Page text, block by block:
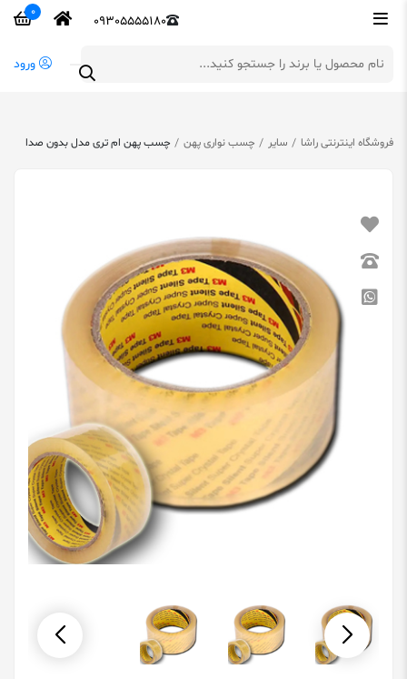
09305555180
0
ورود
فروشگاه اینترنتی راشا سایر چسب نواری پهن چسب پهن ام تری مدل بدون صدا